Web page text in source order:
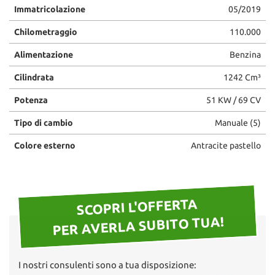
Immatricolazione 05/2019
Chilometraggio 110.000
Alimentazione Benzina
Cilindrata 1242 Cm³
Potenza 51 KW / 69 CV
Tipo di cambio Manuale (5)
Colore esterno Antracite pastello
SCOPRI L'OFFERTA
PER AVERLA SUBITO TUA!
I nostri consulenti sono a tua disposizione:
questi
strumenti
di
si
rimanda
cookie
policy.
Puoi
rivedere
e
scelte
in
qualsiasi
momento.